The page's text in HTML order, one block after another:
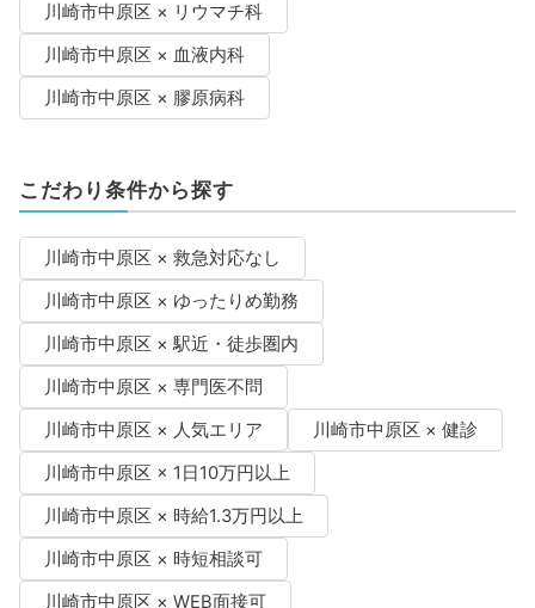
川崎市中原区 × リウマチ科
川崎市中原区 × 血液内科
川崎市中原区 × 膠原病科
こだわり条件から探す
川崎市中原区 × 救急対応なし
川崎市中原区 × ゆったりめ勤務
川崎市中原区 × 駅近・徒歩圏内
川崎市中原区 × 専門医不問
川崎市中原区 × 人気エリア
川崎市中原区 × 健診
川崎市中原区 × 1日10万円以上
川崎市中原区 × 時給1.3万円以上
川崎市中原区 × 時短相談可
川崎市中原区 × WEB面接可